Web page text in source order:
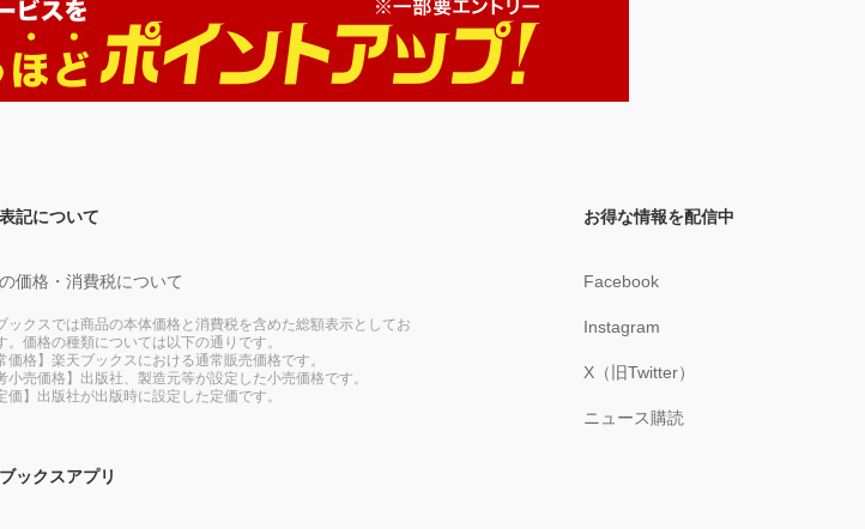
記について
価格・消費税について
ックスでは商品の本体価格と消費税を含めた総額表示としてお
。価格の種類については以下の通りです。
価格】楽天ブックスにおける通常販売価格です。
小売価格】出版社、製造元等が設定した小売価格です。
価】出版社が出版時に設定した定価です。
ックスアプリ
お得な情報を配信中
Facebook
Instagram
X（旧Twitter）
ニュース購読